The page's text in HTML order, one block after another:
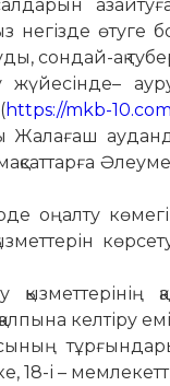
негізде өтуге
сондай-ақ
жүйесінде–
https://mkb-
Жалағаш
оңалту
келтіру
18-і –